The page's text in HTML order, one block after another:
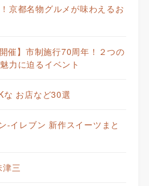
京都名物グルメが味わえるお
催】市制施行70周年！２つの
力に迫るイベント
な お店など30選
-イレブン 新作スイーツまと
三